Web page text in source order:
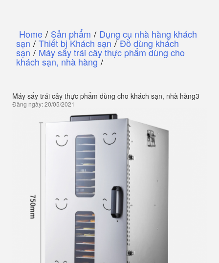
Home / Sản phẩm / Dụng cụ nhà hàng khách
sạn / Thiết bị Khách sạn / Đồ dùng khách
sạn / Máy sấy trái cây thực phẩm dùng cho
khách sạn, nhà hàng /
Máy sấy trái cây thực phẩm dùng cho khách sạn, nhà hàng3
Đăng ngày: 20/05/2021